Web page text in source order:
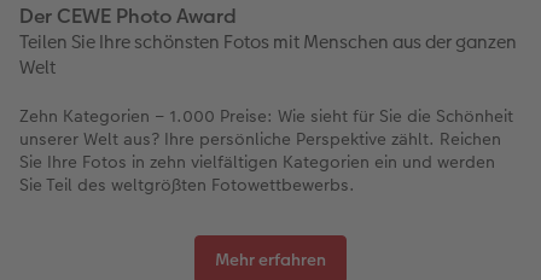
Der CEWE Photo Award
Teilen Sie Ihre schönsten Fotos mit Menschen aus der ganzen
Welt
Zehn Kategorien – 1.000 Preise: Wie sieht für Sie die Schönheit
unserer Welt aus? Ihre persönliche Perspektive zählt. Reichen
Sie Ihre Fotos in zehn vielfältigen Kategorien ein und werden
Sie Teil des weltgrößten Fotowettbewerbs.
Mehr erfahren